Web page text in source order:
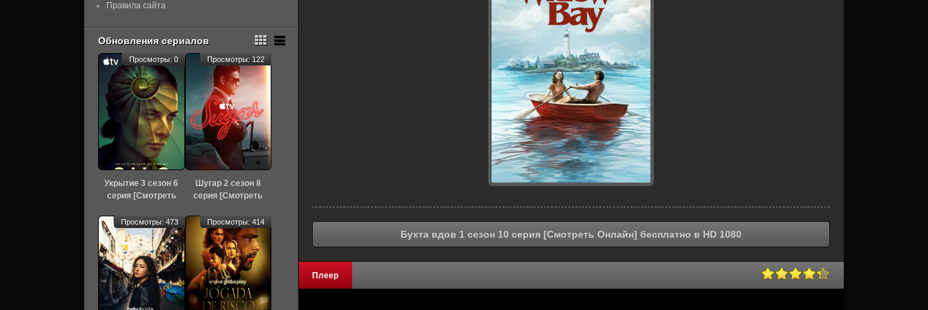
Бухта вдов 1 сезон 10 серия [Смотреть Онлайн] бесплатно в HD 1080
Плеер
Правила сайта
Обновления сериалов
Укрытие 3 сезон 6
серия [Смотреть
Просмотры: 0
Шугар 2 сезон 8
серия [Смотреть
Просмотры: 122
Просмотры: 473 Просмотры: 414